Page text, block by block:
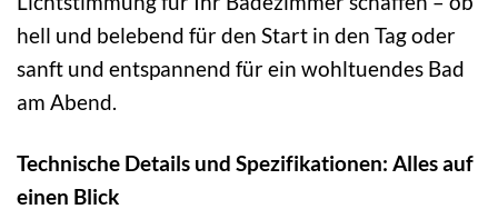
hell und belebend für den Start in den Tag oder
sanft und entspannend für ein wohltuendes Bad
am Abend.
Technische Details und Spezifikationen: Alles auf
einen Blick